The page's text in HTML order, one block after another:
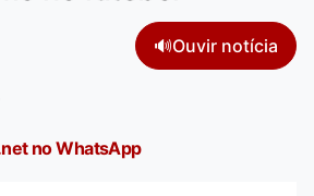
🔊Ouvir notícia
no WhatsApp